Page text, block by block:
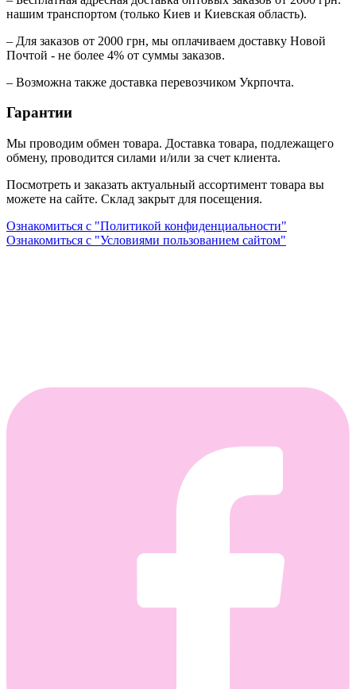
нашим транспортом (только Киев и Киевская область).
– Для заказов от 2000 грн, мы оплачиваем доставку Новой
Почтой - не более 4% от суммы заказов.
– Возможна также доставка перевозчиком Укрпочта.
Гарантии
Мы проводим обмен товара. Доставка товара, подлежащего
обмену, проводится силами и/или за счет клиента.
Посмотреть и заказать актуальный ассортимент товара вы
можете на сайте. Склад закрыт для посещения.
Ознакомиться с "Политикой конфиденциальности"
Ознакомиться с "Условиями пользованием сайтом"